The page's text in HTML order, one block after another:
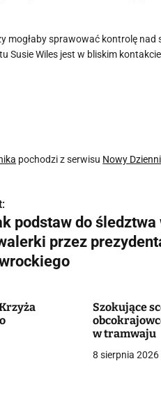
mogłaby sprawować kontrolę nad
Susie Wiles jest w bliskim
pochodzi z serwisu Nowy
podstaw do
przez
Szokujące
w tramwaju
8 sierpnia 2026